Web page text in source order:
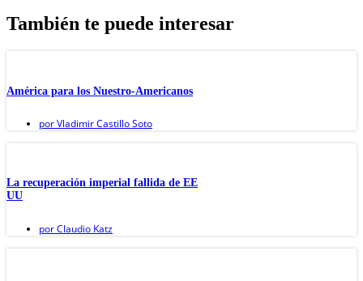
También te puede interesar
América para los Nuestro-Americanos
porVladimir Castillo Soto
La recuperación imperial fallida de EE
UU
porClaudio Katz